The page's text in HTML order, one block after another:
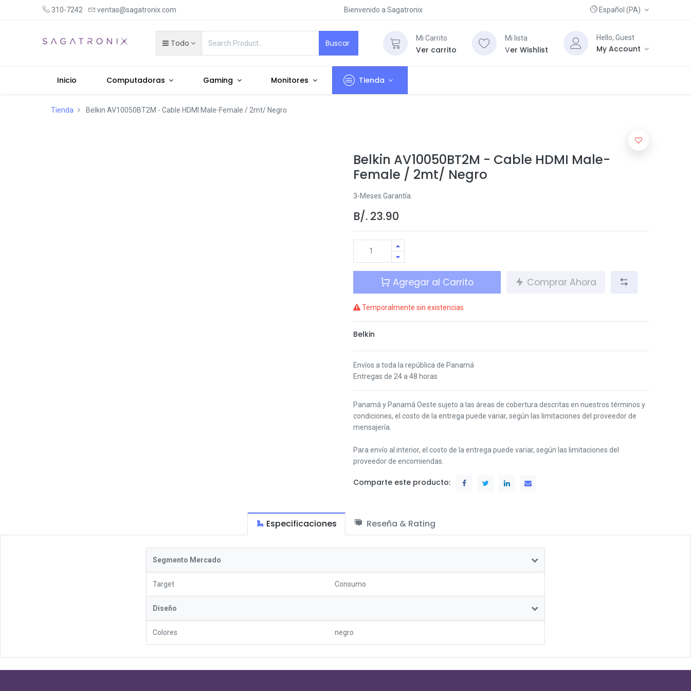
310-7242 ventas@sagatronix.com Bienvenido a Sagatronix Español (PA)
Todo Buscar Mi Carrito
Ver carrito
Mi lista
Ver Wishlist
Hello, Guest
My Account
Inicio Computadoras Gaming Monitores Tienda
Tienda Belkin AV10050BT2M - Cable HDMI Male-Female / 2mt/ Negro
Belkin AV10050BT2M - Cable HDMI Male-
Female / 2mt/ Negro
3-Meses Garantía.
B/. 23.90
Agregar al Carrito Comprar Ahora
Temporalmente sin existencias
Belkin
Envíos a toda la república de Panamá
Entregas de 24 a 48 horas
Panamá y Panamá Oeste sujeto a las áreas de cobertura descritas en nuestros términos y
condiciones, el costo de la entrega puede variar, según las limitaciones del proveedor de
mensajería.
Para envío al interior, el costo de la entrega puede variar, según las limitaciones del
proveedor de encomiendas.
Comparte este producto:
Especificaciones Reseña & Rating
Segmento Mercado
Target Consumo
Diseño
Colores negro